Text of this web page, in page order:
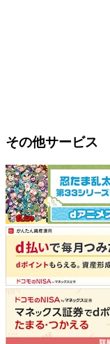
その他サービス